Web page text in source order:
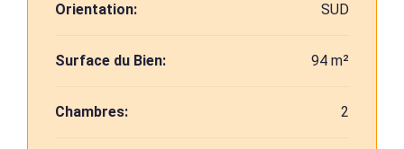
Orientation: SUD
Surface du Bien: 94 m²
Chambres: 2